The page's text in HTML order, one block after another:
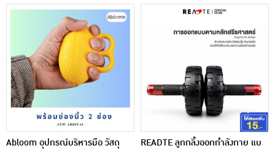
Abloom อุปกรณ์บริหารมือ วัสดุ
READTE ลูกกลิ้งออกกำลังกาย แบ